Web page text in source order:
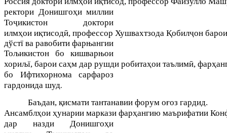
ректори Донишгоҳи миллии
Тоҷикистон доктори
илмҳои иқтисодӣ, профессор Хушвахтзода Қобилҷон
дўстї ва равобити фарњангии
Тољикистон бо кишварњои
хориљї, барои саҳм дар рушди робитаҳои таълимӣ, фарҳ
бо Ифтихорнома сарфароз
гардонида шуд.
Баъдан,қисмати тантанавии форум оғоз гардид.
Ансамблҳои ҳунарии маркази фарҳангию маърифатии Ко
дар назди Донишгоҳи